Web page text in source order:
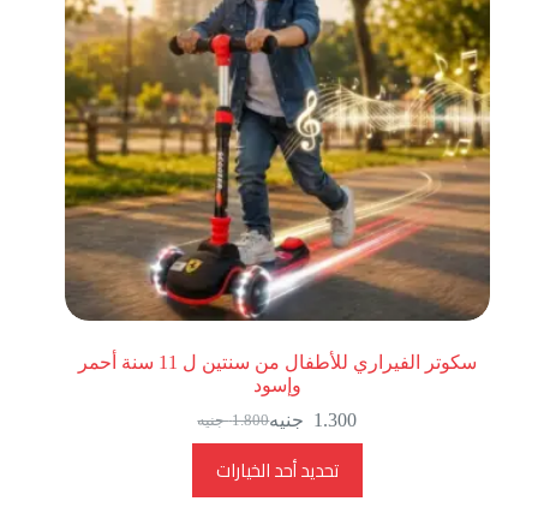
سكوتر الفيراري للأطفال من سنتين ل 11 سنة أحمر
وإسود
1.800 جنيه 1.300 جنيه
تحديد أحد الخيارات